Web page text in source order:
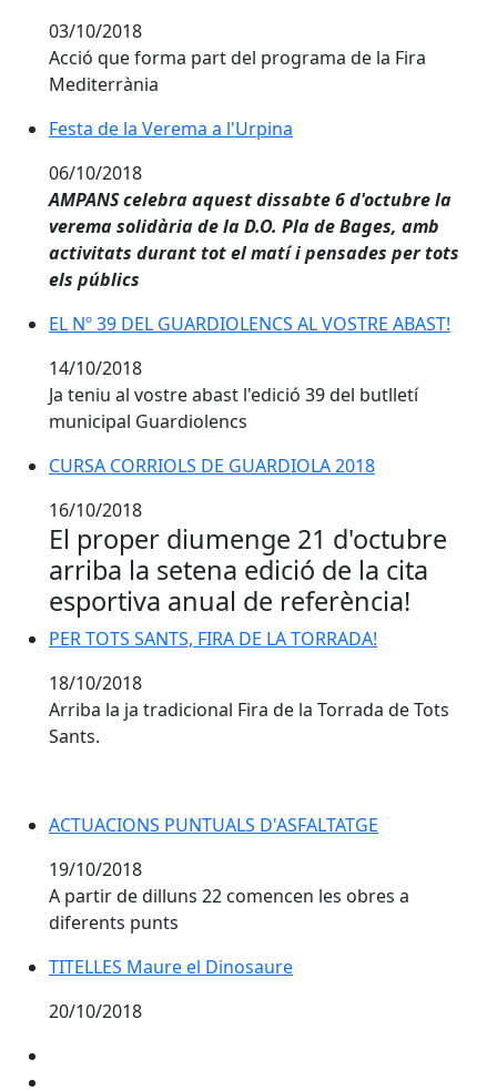
03/10/2018
Acció que forma part del programa de la Fira
Mediterrània
Festa de la Verema a l'Urpina
Festa de la Verema a l'Urpina
06/10/2018
AMPANS celebra aquest dissabte 6 d'octubre la
verema solidària de la D.O. Pla de Bages, amb
activitats durant tot el matí i pensades per tots
els públics
EL Nº 39 DEL GUARDIOLENCS AL VOSTRE ABAST!
EL Nº 39 DEL GUARDIOLENCS AL VOSTRE ABAST!
14/10/2018
Ja teniu al vostre abast l'edició 39 del butlletí
municipal Guardiolencs
CURSA CORRIOLS DE GUARDIOLA 2018
CURSA CORRIOLS DE GUARDIOLA 2018
16/10/2018
El proper diumenge 21 d'octubre
arriba la setena edició de la cita
esportiva anual de referència!
PER TOTS SANTS, FIRA DE LA TORRADA!
PER TOTS SANTS, FIRA DE LA TORRADA!
18/10/2018
Arriba la ja tradicional Fira de la Torrada de Tots
Sants.
ACTUACIONS PUNTUALS D'ASFALTATGE
ACTUACIONS PUNTUALS D'ASFALTATGE
19/10/2018
A partir de dilluns 22 comencen les obres a
diferents punts
TITELLES Maure el Dinosaure
TITELLES Maure el Dinosaure
20/10/2018